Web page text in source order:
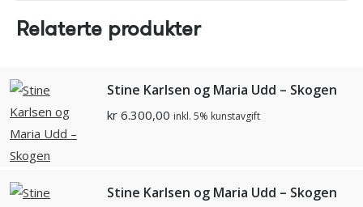
Relaterte produkter
Stine Karlsen og Maria Udd – Skogen
kr 6.300,00 inkl. 5% kunstavgift
Stine Karlsen og Maria Udd – Skogen